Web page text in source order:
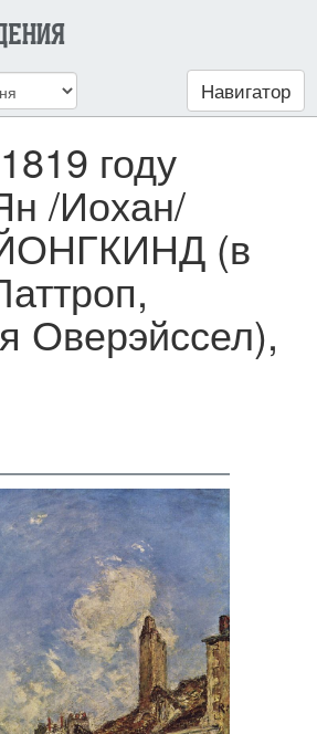
Навигатор
году
/Иохан/
(в
Оверэйссел),